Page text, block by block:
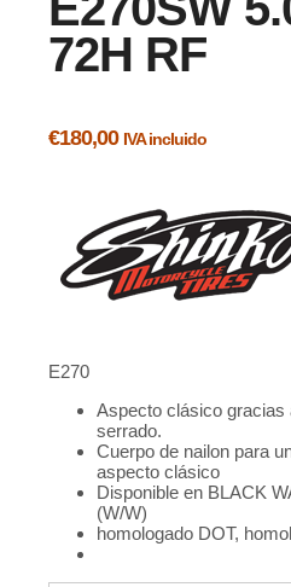
72H RF
€180,00 IVA incluido
E270
Aspecto clásico gracias
serrado.
Cuerpo de nailon para
aspecto clásico
Disponible en BLACK
(W/W)
homologado DOT,